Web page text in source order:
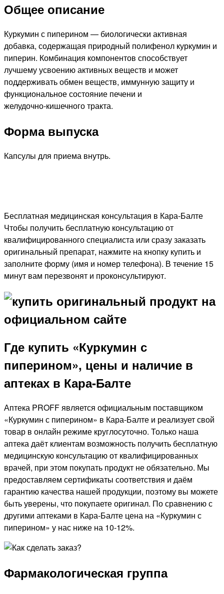
Общее описание
Куркумин с пиперином — биологически активная
добавка, содержащая природный полифенол куркумин и
пиперин. Комбинация компонентов способствует
лучшему усвоению активных веществ и может
поддерживать обмен веществ, иммунную защиту и
функциональное состояние печени и
желудочно‑кишечного тракта.
Форма выпуска
Капсулы для приема внутрь.
Бесплатная медицинская консультация в Кара-Балте
Чтобы получить бесплатную консультацию от
квалифицированного специалиста или сразу заказать
оригинальный препарат, нажмите на кнопку купить и
заполните форму (имя и номер телефона). В течение 15
минут вам перезвонят и проконсультируют.
Где купить «Куркумин с
пиперином», цены и наличие в
аптеках в Кара-Балте
Аптека PROFF является официальным поставщиком
«Куркумин с пиперином» в Кара-Балте и реализует свой
товар в онлайн режиме круглосуточно. Только наша
аптека даёт клиентам возможность получить бесплатную
медицинскую консультацию от квалифицированных
врачей, при этом покупать продукт не обязательно. Мы
предоставляем сертификаты соответствия и даём
гарантию качества нашей продукции, поэтому вы можете
быть уверены, что покупаете оригинал. По сравнению с
другими аптеками в Кара-Балте цена на «Куркумин с
пиперином» у нас ниже на 10-12%.
Фармакологическая группа